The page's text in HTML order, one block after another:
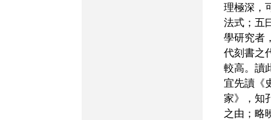
理極深，
法式；五
學研究者
代刻書之
較高。讀
宜先讀《
家》，知
之由；略